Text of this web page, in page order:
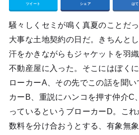
ツイート シェア は
騒々しくセミが鳴く真夏のことだっ
大事な土地契約の日だ。きちんと
汗をかきながらもジャケットを羽
不動産屋に入った。そこにはぼく
ローカーA、その先でこの話を聞
カーB、重説にハンコを押す仲介C
っているというブローカーD。こ
数料を分け合おうとする、有象無